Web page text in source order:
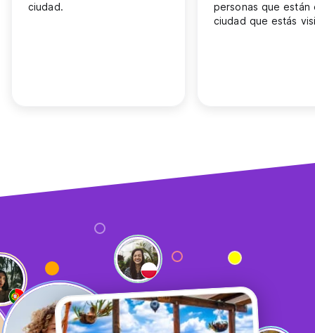
ciudad.
personas que están
ciudad que estás